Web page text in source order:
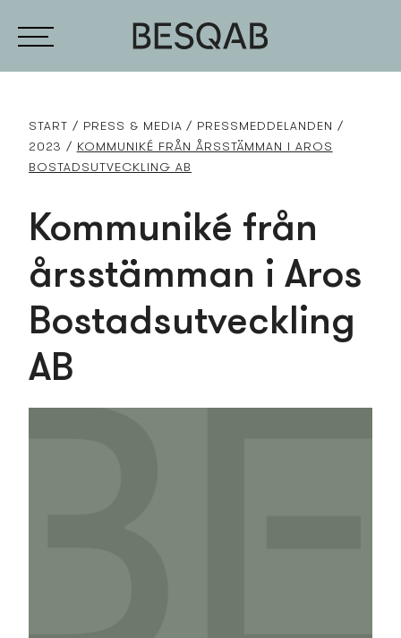
START PRESS­ & MEDIA
PRESS­MEDDELANDEN
2023
KOMMUNIKÉ FRÅN ÅRSSTÄMMAN I AROS
BOSTADS­UTVECKLING AB
Kommuniké från
årsstämman i Aros
Bostads­utveckling
AB